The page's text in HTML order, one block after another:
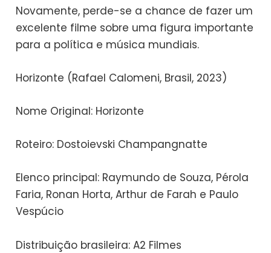
Novamente, perde-se a chance de fazer um
excelente filme sobre uma figura importante
para a política e música mundiais.
Horizonte (Rafael Calomeni, Brasil, 2023)
Nome Original: Horizonte
Roteiro: Dostoievski Champangnatte
Elenco principal: Raymundo de Souza, Pérola
Faria, Ronan Horta, Arthur de Farah e Paulo
Vespúcio
Distribuição brasileira: A2 Filmes